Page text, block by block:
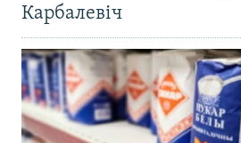
Карбалевіч